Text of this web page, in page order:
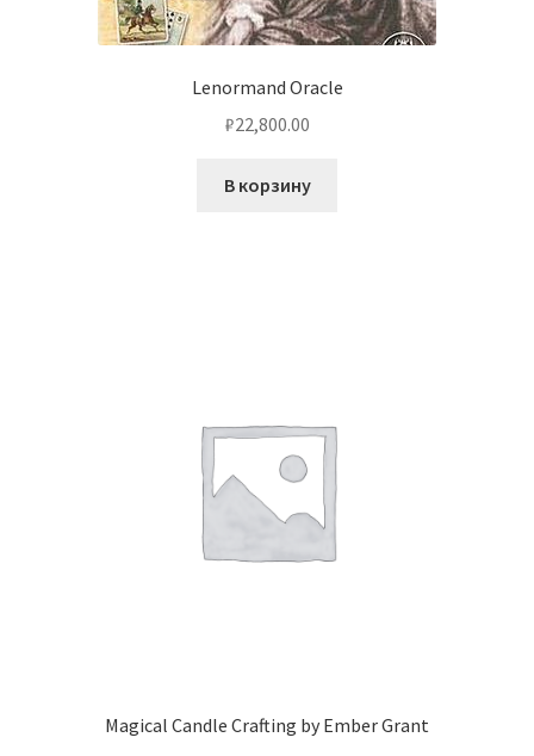
Lenormand Oracle
₽22,800.00
В корзину
Magical Candle Crafting by Ember Grant